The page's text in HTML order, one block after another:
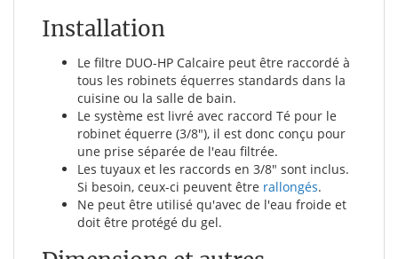
Installation
Le filtre DUO-HP Calcaire peut être raccordé à
tous les robinets équerres standards dans la
cuisine ou la salle de bain.
Le système est livré avec raccord Té pour le
robinet équerre (3/8"), il est donc conçu pour
une prise séparée de l'eau filtrée.
Les tuyaux et les raccords en 3/8" sont inclus.
Si besoin, ceux-ci peuvent être rallongés.
Ne peut être utilisé qu'avec de l'eau froide et
doit être protégé du gel.